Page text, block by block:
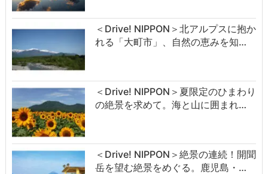
＜Drive! NIPPON＞北アルプスに抱か
れる「大町市」、自然の恵みを知…
＜Drive! NIPPON＞夏限定のひまわり
の絶景を求めて。海と山に囲まれ…
＜Drive! NIPPON＞絶景の連続！開聞
岳を望む絶景をめぐる。鹿児島・…